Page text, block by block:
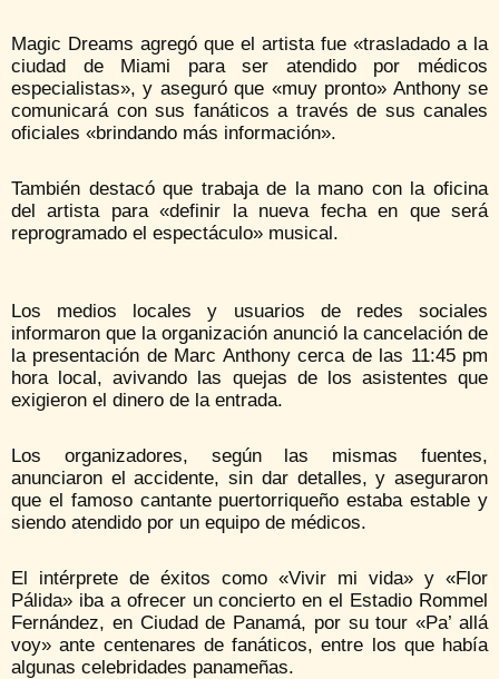
Magic Dreams agregó que el artista fue «trasladado a la
ciudad de Miami para ser atendido por médicos
especialistas», y aseguró que «muy pronto» Anthony se
comunicará con sus fanáticos a través de sus canales
oficiales «brindando más información».
También destacó que trabaja de la mano con la oficina
del artista para «definir la nueva fecha en que será
reprogramado el espectáculo» musical.
Los medios locales y usuarios de redes sociales
informaron que la organización anunció la cancelación de
la presentación de Marc Anthony cerca de las 11:45 pm
hora local, avivando las quejas de los asistentes que
exigieron el dinero de la entrada.
Los organizadores, según las mismas fuentes,
anunciaron el accidente, sin dar detalles, y aseguraron
que el famoso cantante puertorriqueño estaba estable y
siendo atendido por un equipo de médicos.
El intérprete de éxitos como «Vivir mi vida» y «Flor
Pálida» iba a ofrecer un concierto en el Estadio Rommel
Fernández, en Ciudad de Panamá, por su tour «Pa’ allá
voy» ante centenares de fanáticos, entre los que había
algunas celebridades panameñas.